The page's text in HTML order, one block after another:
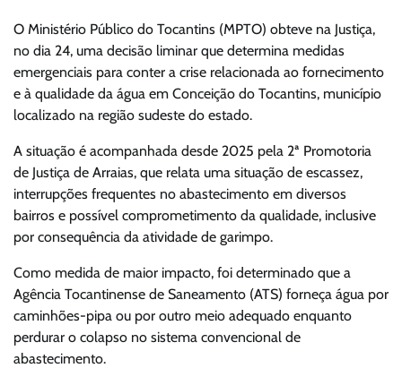
O Ministério Público do Tocantins (MPTO) obteve na Justiça,
no dia 24, uma decisão liminar que determina medidas
emergenciais para conter a crise relacionada ao fornecimento
e à qualidade da água em Conceição do Tocantins, município
localizado na região sudeste do estado.
A situação é acompanhada desde 2025 pela 2ª Promotoria
de Justiça de Arraias, que relata uma situação de escassez,
interrupções frequentes no abastecimento em diversos
bairros e possível comprometimento da qualidade, inclusive
por consequência da atividade de garimpo.
Como medida de maior impacto, foi determinado que a
Agência Tocantinense de Saneamento (ATS) forneça água por
caminhões-pipa ou por outro meio adequado enquanto
perdurar o colapso no sistema convencional de
abastecimento.